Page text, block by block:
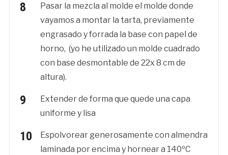
Pasar la mezcla al molde el molde donde
vayamos a montar la tarta, previamente
engrasado y forrada la base con papel de
horno, (yo he utilizado un molde cuadrado
con base desmontable de 22x 8 cm de
altura).
Extender de forma que quede una capa
uniforme y lisa
Espolvorear generosamente con almendra
laminada por encima y hornear a 140ºC